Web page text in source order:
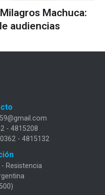
Machuca:
audiencias
- 4815208
- 4815132
Resistencia